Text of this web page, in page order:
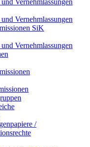
Vernehmlassungen
Vernehmlassungen
SiK
Vernehmlassungen
/